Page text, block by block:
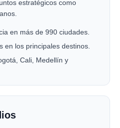
estratégicos como
en más de 990 ciudades.
en los principales destinos.
Cali, Medellín y